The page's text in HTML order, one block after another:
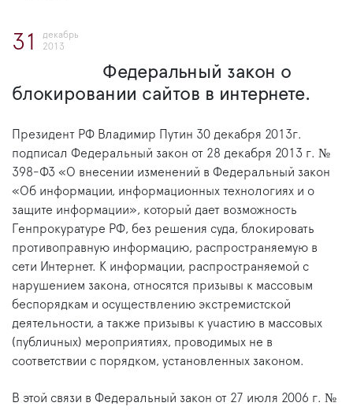
31
декабрь
2013
Федеральный закон о
блокировании сайтов в интернете.
Президент РФ Владимир Путин 30 декабря 2013г.
подписал Федеральный закон от 28 декабря 2013 г. №
398-ФЗ «О внесении изменений в Федеральный закон
«Об информации, информационных технологиях и о
защите информации», который дает возможность
Генпрокуратуре РФ, без решения суда, блокировать
противоправную информацию, распространяемую в
сети Интернет. К информации, распространяемой с
нарушением закона, относятся призывы к массовым
беспорядкам и осуществлению экстремистской
деятельности, а также призывы к участию в массовых
(публичных) мероприятиях, проводимых не в
соответствии с порядком, установленных законом.
В этой связи в Федеральный закон от 27 июля 2006 г. №